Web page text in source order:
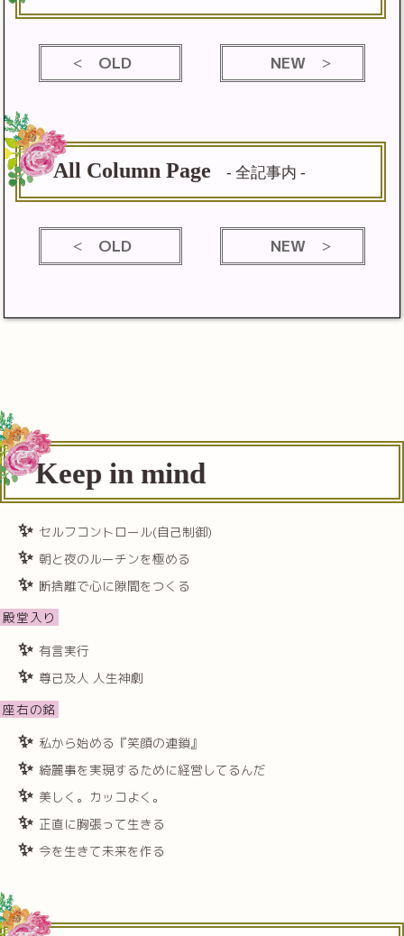
OLD NEW
All Column Page - 全記事内 -
OLD NEW
Keep in mind
セルフコントロール(自己制御)
朝と夜のルーチンを極める
断捨離で心に隙間をつくる
殿堂入り
有言実行
尊己及人 人生神劇
座右の銘
私から始める『笑顔の連鎖』
綺麗事を実現するために経営してるんだ
美しく。カッコよく。
正直に胸張って生きる
今を生きて未来を作る